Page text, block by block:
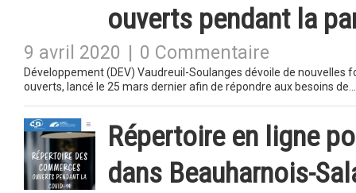
ouverts pendant la
9 avril 2020 0 Commentaire
Développement (DEV) Vaudreuil-Soulanges dévoile de
ouverts, lancé le 25 mars dernier afin de répondre aux besoins
Répertoire en ligne
dans Beauharnois-